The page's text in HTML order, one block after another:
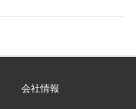
会社情報